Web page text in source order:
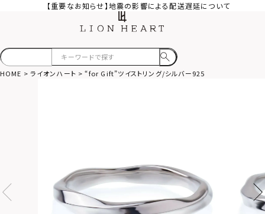
【重要なお知らせ】地震の影響による配送遅延について
HOME ライオンハート “for Gift”ツイストリング/シルバー925